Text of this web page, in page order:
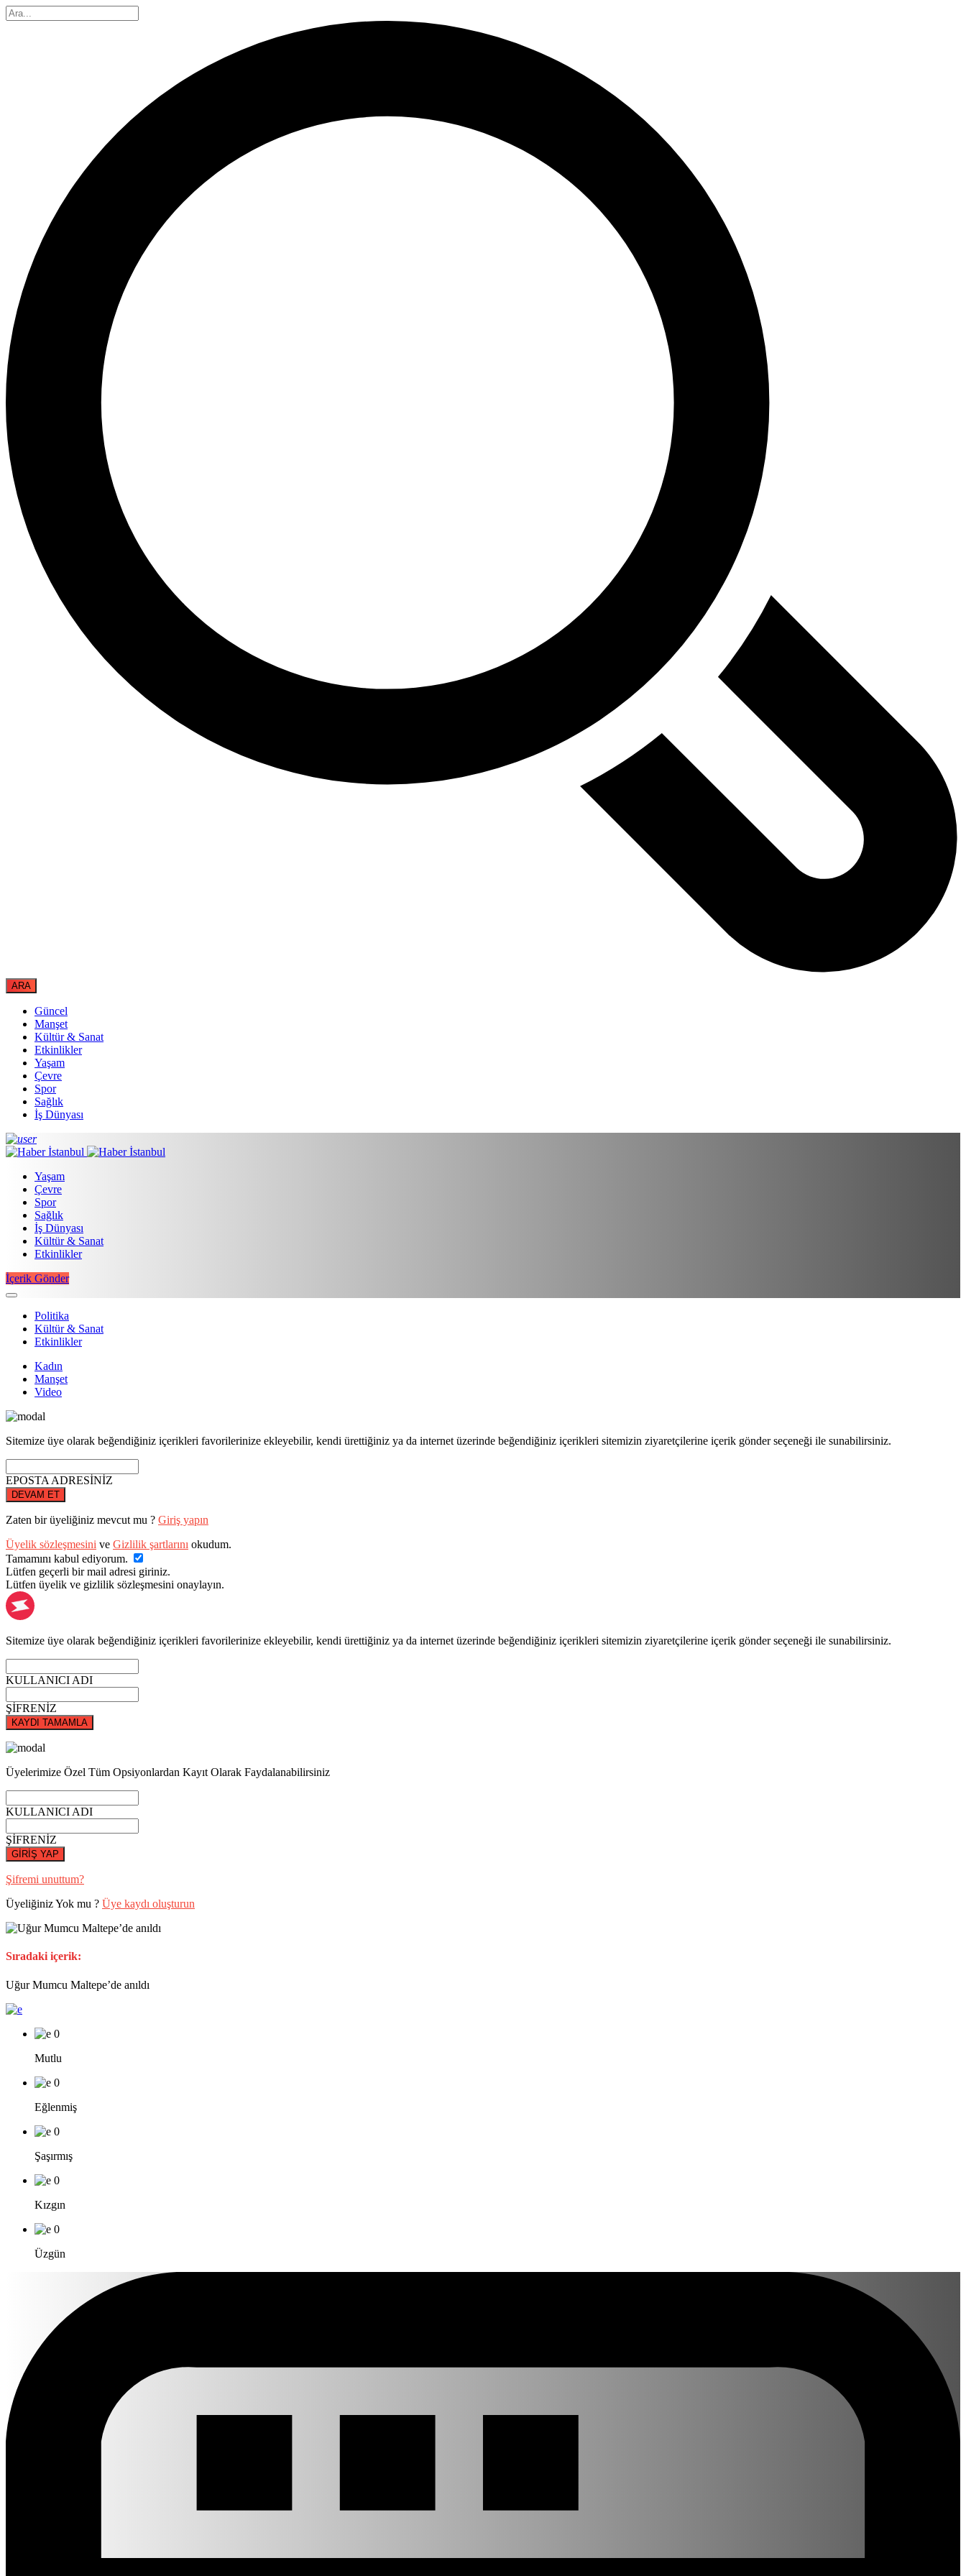
Güncel
Manşet
Kültür & Sanat
Etkinlikler
Yaşam
Çevre
Spor
Sağlık
İş Dünyası
Yaşam
Çevre
Spor
Sağlık
İş Dünyası
Kültür & Sanat
Etkinlikler
İçerik Gönder
Politika
Kültür & Sanat
Etkinlikler
Kadın
Manşet
Video
Sitemize üye olarak beğendiğiniz içerikleri favorilerinize ekleyebilir, kendi ürettiğiniz ya da internet üzerinde beğendiğiniz içerikleri sitemizin ziyaretçilerine içerik gönder seçeneği ile sunabilirsiniz.
EPOSTA ADRESİNİZ
DEVAM ET
Zaten bir üyeliğiniz mevcut mu ? Giriş yapın
Üyelik sözleşmesini ve Gizlilik şartlarını okudum.
Tamamını kabul ediyorum.
Lütfen geçerli bir mail adresi giriniz.
Lütfen üyelik ve gizlilik sözleşmesini onaylayın.
Sitemize üye olarak beğendiğiniz içerikleri favorilerinize ekleyebilir, kendi ürettiğiniz ya da internet üzerinde beğendiğiniz içerikleri sitemizin ziyaretçilerine içerik gönder seçeneği ile sunabilirsiniz.
KULLANICI ADI
ŞİFRENİZ
KAYDI TAMAMLA
Üyelerimize Özel Tüm Opsiyonlardan Kayıt Olarak Faydalanabilirsiniz
KULLANICI ADI
ŞİFRENİZ
GİRİŞ YAP
Şifremi unuttum?
Üyeliğiniz Yok mu ? Üye kaydı oluşturun
Sıradaki içerik:
Uğur Mumcu Maltepe’de anıldı
0
Mutlu
0
Eğlenmiş
0
Şaşırmış
0
Kızgın
0
Üzgün